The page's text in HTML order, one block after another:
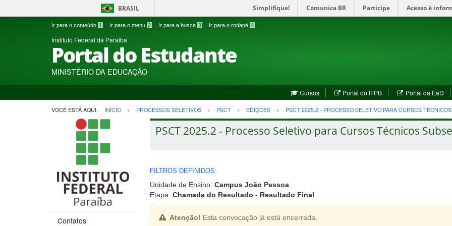
BRASIL Simplifique! Comunica BR Participe Acesso à
Ir para o conteúdo 1 Ir para o menu 2 Ir para a busca 3 Ir para o rodapé 4
Instituto Federal da Paraíba
Portal do Estudante
MINISTÉRIO DA EDUCAÇÃO
Cursos Portal do IFPB(abre
em
nova
janela)
Portal da EaD
em
VOCÊ ESTÁ AQUI: INÍCIO PROCESSOS SELETIVOS PSCT EDIÇÕES PSCT 2025.2 - PROCESSO SELETIVO PARA CURSOS
Contatos
PSCT 2025.2 - Processo Seletivo para Cursos Técnicos
FILTROS DEFINIDOS:
Unidade de Ensino: Campus João Pessoa
Etapa: Chamada do Resultado - Resultado Final
Atenção! Esta convocação já está encerrada.